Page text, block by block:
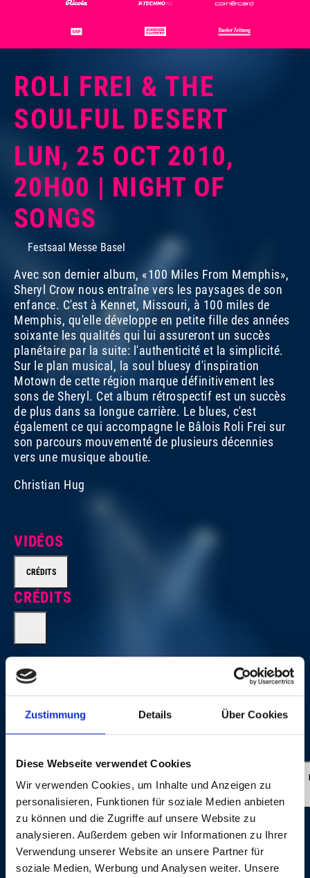
Zustimmung Details Über Cookies
Diese Webseite verwendet Cookies
Wir verwenden Cookies, um Inhalte und Anzeigen zu
personalisieren, Funktionen für soziale Medien anbieten
zu können und die Zugriffe auf unsere Website zu
analysieren. Außerdem geben wir Informationen zu Ihrer
Verwendung unserer Website an unsere Partner für
soziale Medien, Werbung und Analysen weiter. Unsere
ROLI FREI & THE
SOULFUL DESERT
LUN, 25 OCT 2010,
20H00 | NIGHT OF
SONGS
Festsaal Messe Basel
Avec son dernier album, «100 Miles From Memphis»,
Sheryl Crow nous entraîne vers les paysages de son
enfance. C'est à Kennet, Missouri, à 100 miles de
Memphis, qu'elle développe en petite fille des années
soixante les qualités qui lui assureront un succès
planétaire par la suite: l'authenticité et la simplicité.
Sur le plan musical, la soul bluesy d'inspiration
Motown de cette région marque définitivement les
sons de Sheryl. Cet album rétrospectif est un succès
de plus dans sa longue carrière. Le blues, c'est
également ce qui accompagne le Bâlois Roli Frei sur
son parcours mouvementé de plusieurs décennies
vers une musique aboutie.
Christian Hug
VIDÉOS
CRÉDITS
CRÉDITS
Executive Producer for Swiss Television (SF): Yvonne
Söhner Executive Producers for Avo Session/Session
Basel AG: Matthias Müller and Beatrice Stirnimann
Director: Roli Bärlocher, BBM Productions, Wallbach
(Switzerland) Sound: Ron Kurz, Hard Studios, Zürich